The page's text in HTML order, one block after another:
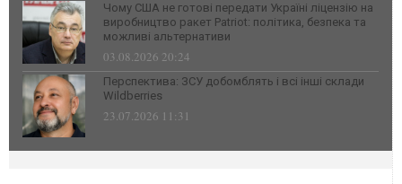
Чому США не готові передати Україні ліцензію на
виробництво ракет Patriot: політика, безпека та
можливі альтернативи
03.08.2026 20:24
Перспектива: ЗСУ добомблять і всі інші склади
Wildberries
23.07.2026 11:31